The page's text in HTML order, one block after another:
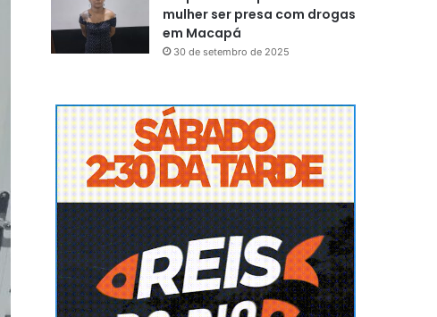
mulher ser presa com drogas
em Macapá
30 de setembro de 2025